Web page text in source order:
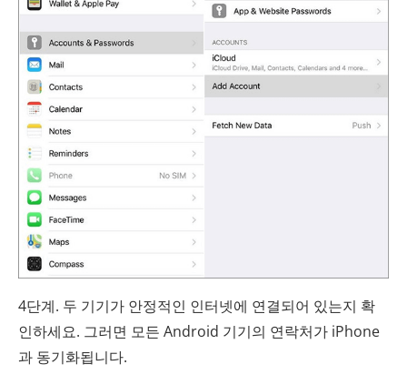
4단계. 두 기기가 안정적인 인터넷에 연결되어 있는지 확
인하세요. 그러면 모든 Android 기기의 연락처가 iPhone
과 동기화됩니다.